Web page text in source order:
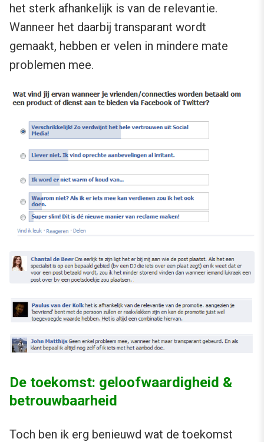
het sterk afhankelijk is van de relevantie.
Wanneer het daarbij transparant wordt
gemaakt, hebben er velen in mindere mate
problemen mee.
De toekomst: geloofwaardigheid &
betrouwbaarheid
Toch ben ik erg benieuwd wat de toekomst